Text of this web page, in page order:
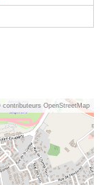
contributeurs OpenStreetMap